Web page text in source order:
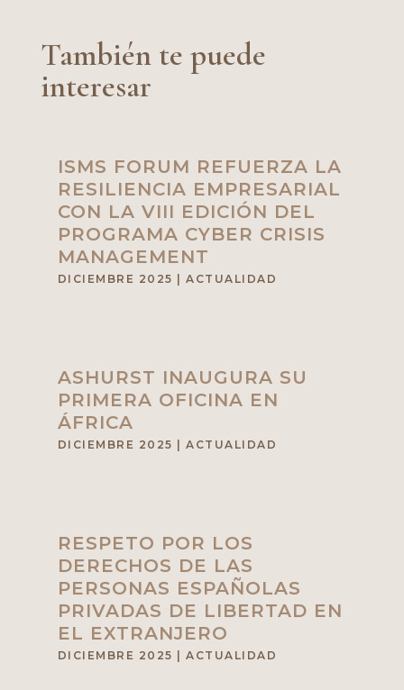
También te puede
interesar
ISMS FORUM REFUERZA LA
RESILIENCIA EMPRESARIAL
CON LA VIII EDICIÓN DEL
PROGRAMA CYBER CRISIS
MANAGEMENT
DICIEMBRE 2025 |ACTUALIDAD
ASHURST INAUGURA SU
PRIMERA OFICINA EN
ÁFRICA
DICIEMBRE 2025 |ACTUALIDAD
RESPETO POR LOS
DERECHOS DE LAS
PERSONAS ESPAÑOLAS
PRIVADAS DE LIBERTAD EN
EL EXTRANJERO
DICIEMBRE 2025 |ACTUALIDAD